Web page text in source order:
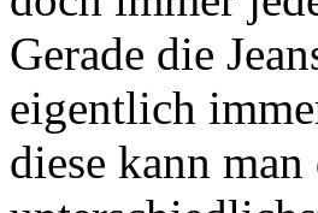
Gerade die
eigentlich
diese kann